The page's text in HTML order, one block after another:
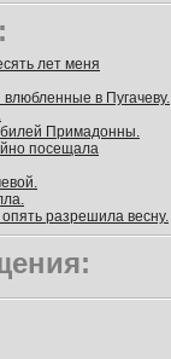
лет меня
в Пугачеву.
Примадонны.
посещала
разрешила весну.